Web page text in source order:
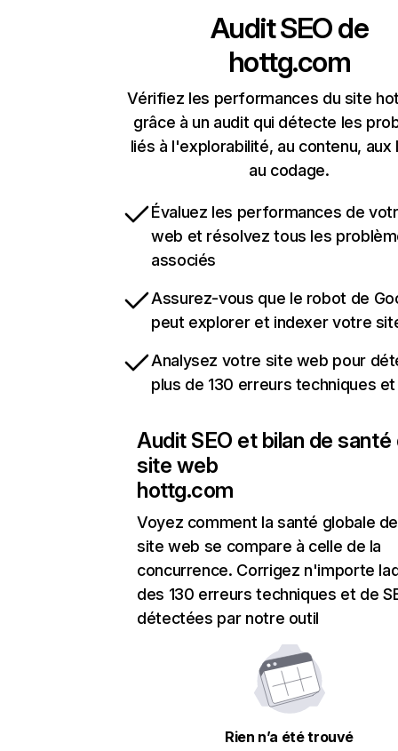
Audit SEO de
hottg.com
Vérifiez les performances du site
grâce à un audit qui détecte les
liés à l'explorabilité, au contenu, aux
au codage.
Évaluez les performances de
web et résolvez tous les
associés
Assurez-vous que le robot de
peut explorer et indexer votre
Analysez votre site web pour
plus de 130 erreurs techniques et
Audit SEO et bilan de santé
site web
hottg.com
Voyez comment la santé globale
site web se compare à celle de la
concurrence. Corrigez n'importe
des 130 erreurs techniques et de
détectées par notre outil
Rien n’a été trouvé